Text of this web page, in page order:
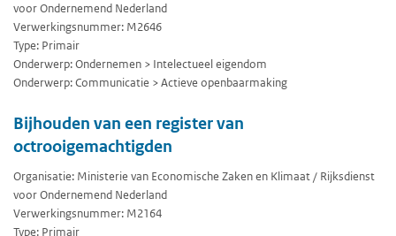
voor Ondernemend Nederland
Verwerkingsnummer: M2646
Type: Primair
Onderwerp: Ondernemen > Intelectueel eigendom
Onderwerp: Communicatie > Actieve openbaarmaking
Bijhouden van een register van
octrooigemachtigden
Organisatie: Ministerie van Economische Zaken en Klimaat / Rijksdienst
voor Ondernemend Nederland
Verwerkingsnummer: M2164
Type: Primair